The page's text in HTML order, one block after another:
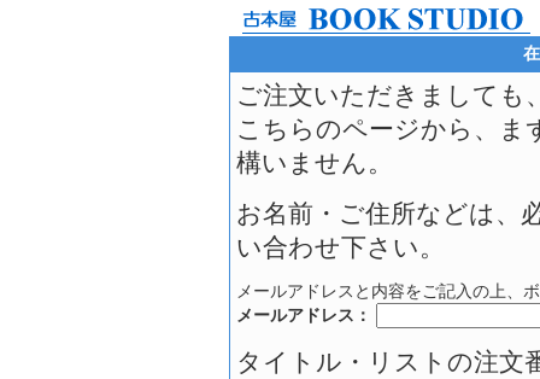
ご注文いただきましても
こちらのページから、ま
構いません。
お名前・ご住所などは、
い合わせ下さい。
メールアドレスと内容をご記入の上、
メールアドレス：
タイトル・リストの注文